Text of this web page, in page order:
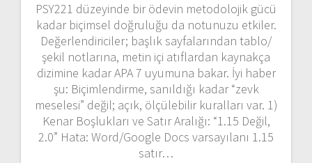
PSY221 düzeyinde bir ödevin metodolojik gücü
kadar biçimsel doğruluğu da notunuzu etkiler.
Değerlendiriciler; başlık sayfalarından tablo/
şekil notlarına, metin içi atıflardan kaynakça
dizimine kadar APA 7 uyumuna bakar. İyi haber
şu: Biçimlendirme, sanıldığı kadar “zevk
meselesi” değil; açık, ölçülebilir kuralları var. 1)
Kenar Boşlukları ve Satır Aralığı: “1.15 Değil,
2.0” Hata: Word/Google Docs varsayılanı 1.15
satır…